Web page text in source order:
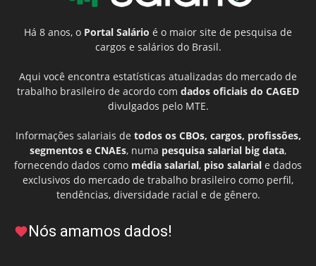
Há 8 anos, o Portal Salário é o maior site de pesquisa de
cargos e salários do Brasil.
Aqui você encontra estatísticas atualizadas do mercado de
trabalho brasileiro de acordo com dados oficiais do CAGED
divulgados pelo MTE.
Informações salariais de todos os CBOs, cargos, profissões,
segmentos e CNAEs, numa pesquisa salarial big data,
fornecendo dados como média salarial, piso salarial e dados
exclusivos do mercado de trabalho brasileiro como perfil,
tendências, diversidade racial e de gênero.
Nós amamos dados!